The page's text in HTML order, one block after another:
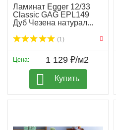
Ламинат Egger 12/33
Classic GAG EPL149
Дуб Чезена натурал...
(1)
Цена: 1 129 ₽/м2
Купить